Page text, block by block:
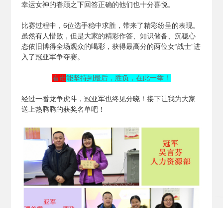
幸运女神的眷顾之下回答正确的他们也十分喜悦。
比赛过程中，6位选手稳中求胜，带来了精彩纷呈的表现。
虽然有人惜败，但是大家的精彩作答、知识储备、沉稳心
态依旧博得全场观众的喝彩，获得最高分的两位女“战士”进
入了冠亚军争夺赛。
看谁能坚持到最后，胜负，在此一举！
经过一番龙争虎斗，冠亚军也终见分晓！接下让我为大家
送上热腾腾的获奖名单吧！